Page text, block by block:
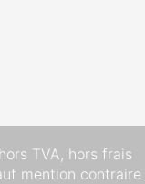
TVA, hors frais
mention contraire